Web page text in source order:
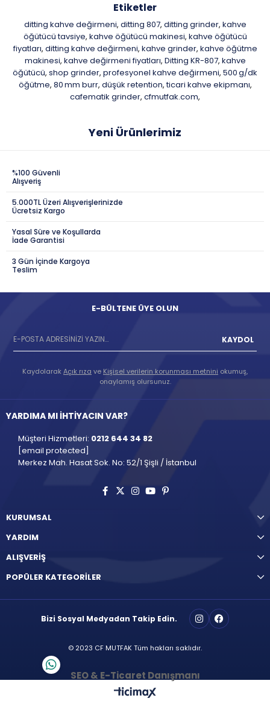
Etiketler
ditting kahve değirmeni, ditting 807, ditting grinder, kahve
öğütücü tavsiye, kahve öğütücü makinesi, kahve öğütücü
fiyatları, ditting kahve değirmeni, kahve grinder, kahve öğütme
makinesi, kahve değirmeni fiyatları, Ditting KR-807, kahve
öğütücü, shop grinder, profesyonel kahve değirmeni, 500 g/dk
öğütme, 80 mm burr, düşük retention, ticari kahve ekipmanı,
cafematik grinder, cfmutfak.com,
Yeni Ürünlerimiz
%100 Güvenli
Alışveriş
5.000TL Üzeri Alışverişlerinizde
Ücretsiz Kargo
Yasal Süre ve Koşullarda
İade Garantisi
3 Gün İçinde Kargoya
Teslim
E-BÜLTENE ÜYE OLUN
KAYDOL
KaydolarakAçık rıza ve Kişisel verilerin korunması metnini okumuş,
onaylamış olursunuz.
YARDIMA MI İHTİYACIN VAR?
Müşteri Hizmetleri: 0212 644 34 82
[email protected]
Merkez Mah. Hasat Sok. No: 52/1 Şişli / İstanbul
KURUMSAL
YARDIM
ALIŞVERİŞ
POPÜLER KATEGORİLER
Bizi Sosyal Medyadan Takip Edin.
© 2023 CF MUTFAK Tüm hakları saklıdır.
SEO & E-Ticaret Danışmanı